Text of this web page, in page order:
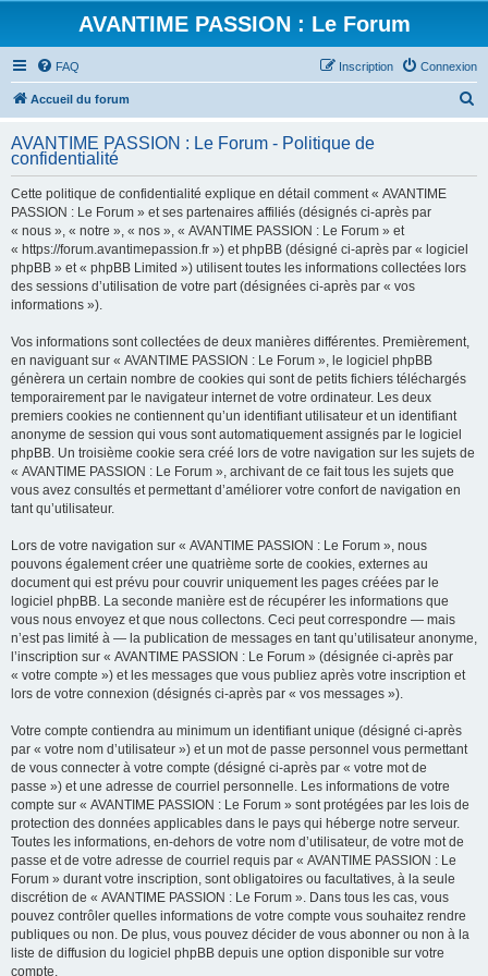
AVANTIME PASSION : Le Forum
FAQ Connexion
Inscription
Accueil du forum
h
AVANTIME PASSION : Le Forum - Politique de
confidentialité
Cette politique de confidentialité explique en détail comment « AVANTIME
PASSION : Le Forum » et ses partenaires affiliés (désignés ci-après par
« nous », « notre », « nos », « AVANTIME PASSION : Le Forum » et
« https://forum.avantimepassion.fr ») et phpBB (désigné ci-après par « logiciel
phpBB » et « phpBB Limited ») utilisent toutes les informations collectées lors
des sessions d’utilisation de votre part (désignées ci-après par « vos
informations »).
Vos informations sont collectées de deux manières différentes. Premièrement,
en naviguant sur « AVANTIME PASSION : Le Forum », le logiciel phpBB
génèrera un certain nombre de cookies qui sont de petits fichiers téléchargés
temporairement par le navigateur internet de votre ordinateur. Les deux
premiers cookies ne contiennent qu’un identifiant utilisateur et un identifiant
anonyme de session qui vous sont automatiquement assignés par le logiciel
phpBB. Un troisième cookie sera créé lors de votre navigation sur les sujets de
« AVANTIME PASSION : Le Forum », archivant de ce fait tous les sujets que
vous avez consultés et permettant d’améliorer votre confort de navigation en
tant qu’utilisateur.
Lors de votre navigation sur « AVANTIME PASSION : Le Forum », nous
pouvons également créer une quatrième sorte de cookies, externes au
document qui est prévu pour couvrir uniquement les pages créées par le
logiciel phpBB. La seconde manière est de récupérer les informations que
vous nous envoyez et que nous collectons. Ceci peut correspondre — mais
n’est pas limité à — la publication de messages en tant qu’utilisateur anonyme,
l’inscription sur « AVANTIME PASSION : Le Forum » (désignée ci-après par
« votre compte ») et les messages que vous publiez après votre inscription et
lors de votre connexion (désignés ci-après par « vos messages »).
Votre compte contiendra au minimum un identifiant unique (désigné ci-après
par « votre nom d’utilisateur ») et un mot de passe personnel vous permettant
de vous connecter à votre compte (désigné ci-après par « votre mot de
passe ») et une adresse de courriel personnelle. Les informations de votre
compte sur « AVANTIME PASSION : Le Forum » sont protégées par les lois de
protection des données applicables dans le pays qui héberge notre serveur.
Toutes les informations, en-dehors de votre nom d’utilisateur, de votre mot de
passe et de votre adresse de courriel requis par « AVANTIME PASSION : Le
Forum » durant votre inscription, sont obligatoires ou facultatives, à la seule
discrétion de « AVANTIME PASSION : Le Forum ». Dans tous les cas, vous
pouvez contrôler quelles informations de votre compte vous souhaitez rendre
publiques ou non. De plus, vous pouvez décider de vous abonner ou non à la
liste de diffusion du logiciel phpBB depuis une option disponible sur votre
compte.